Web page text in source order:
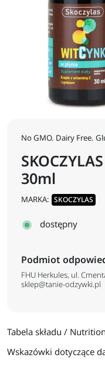
No GMO. Dairy Free.
30ml
MARKA: SKOCZYLAS
dostępny
Podmiot
FHU Herkules, ul.
sklep@tanie-odzywki.pl
Tabela składu /
Wskazówki dotyczące